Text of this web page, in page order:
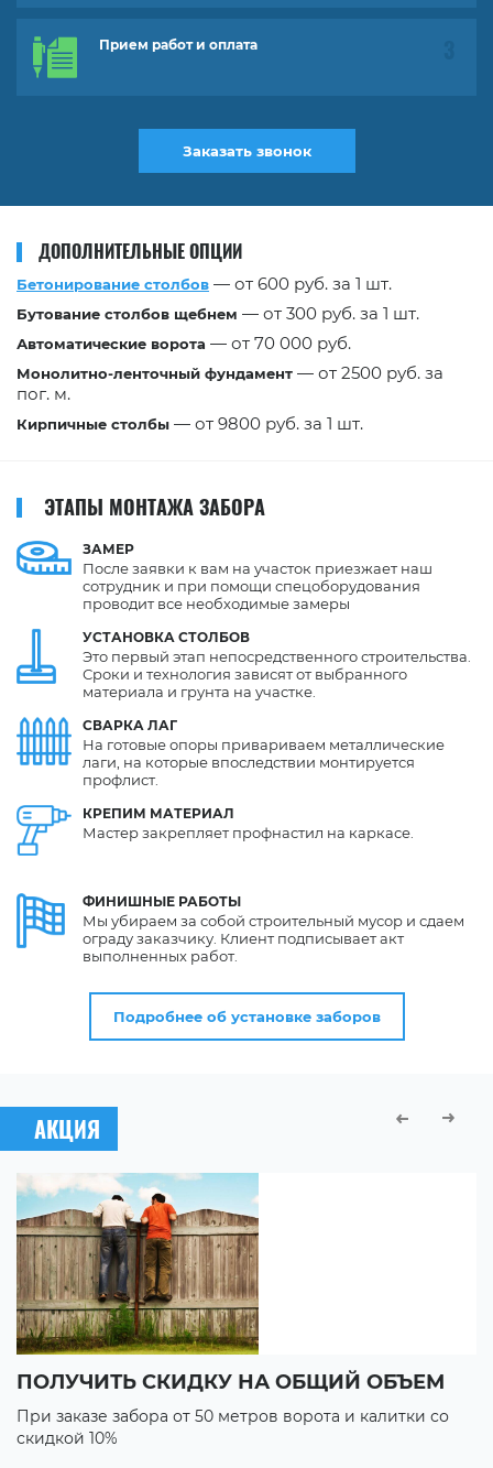
Прием работ и оплата
Заказать звонок
ДОПОЛНИТЕЛЬНЫЕ ОПЦИИ
Бетонирование столбов — от 600 руб. за 1 шт.
Бутование столбов щебнем — от 300 руб. за 1 шт.
Автоматические ворота — от 70 000 руб.
Монолитно-ленточный фундамент — от 2500 руб. за
пог. м.
Кирпичные столбы — от 9800 руб. за 1 шт.
ЭТАПЫ МОНТАЖА ЗАБОРА
ЗАМЕР
УСТАНОВКА СТОЛБОВ
СВАРКА ЛАГ
КРЕПИМ МАТЕРИАЛ
ФИНИШНЫЕ РАБОТЫ
После заявки к вам на участок приезжает наш
сотрудник и при помощи спецоборудования
проводит все необходимые замеры
Это первый этап непосредственного строительства.
Сроки и технология зависят от выбранного
материала и грунта на участке.
На готовые опоры привариваем металлические
лаги, на которые впоследствии монтируется
профлист.
Мастер закрепляет профнастил на каркасе.
Мы убираем за собой строительный мусор и сдаем
ограду заказчику. Клиент подписывает акт
выполненных работ.
Подробнее об установке заборов
АКЦИЯ
ПОЛУЧИТЬ СКИДКУ НА ОБЩИЙ ОБЪЕМ
При заказе забора от 50 метров ворота и калитки со
скидкой 10%